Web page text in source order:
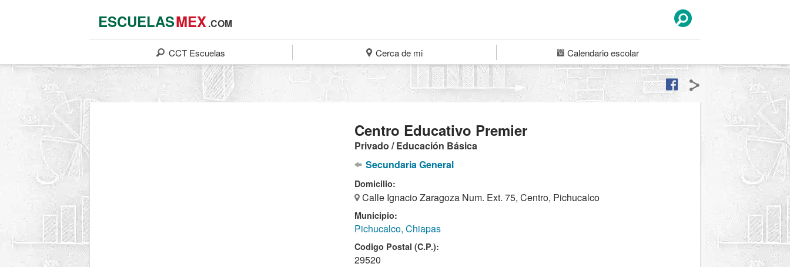
ESCUELASMEX.COM
CCT Escuelas Cerca de mi Calendarioescolar
Centro Educativo Premier
Privado / Educación Básica
Secundaria General
Domicilio:
Calle Ignacio Zaragoza Num. Ext. 75, Centro, Pichucalco
Municipio:
Pichucalco, Chiapas
Codigo Postal (C.P.):
29520